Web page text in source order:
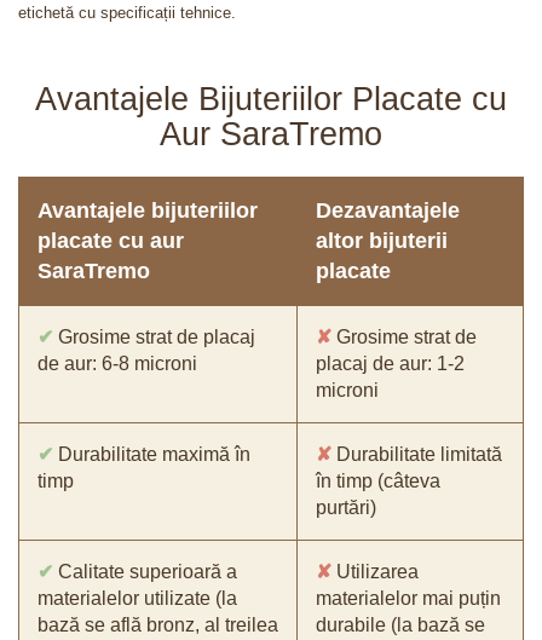
etichetă cu specificații tehnice.
Avantajele Bijuteriilor Placate cu
Aur SaraTremo
Avantajele bijuteriilor
placate cu aur
SaraTremo
Dezavantajele
altor bijuterii
placate
✔ Grosime strat de placaj
de aur: 6-8 microni
✘ Grosime strat de
placaj de aur: 1-2
microni
✔ Durabilitate maximă în
timp
✘ Durabilitate limitată
în timp (câteva
purtări)
✔ Calitate superioară a
materialelor utilizate (la
bază se află bronz, al treilea
✘ Utilizarea
materialelor mai puțin
durabile (la bază se